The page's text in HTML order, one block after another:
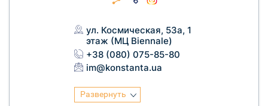
ул. Космическая, 53а, 1
этаж (МЦ Biennale)
+38 (080) 075-85-80
im@konstanta.ua
Развернуть